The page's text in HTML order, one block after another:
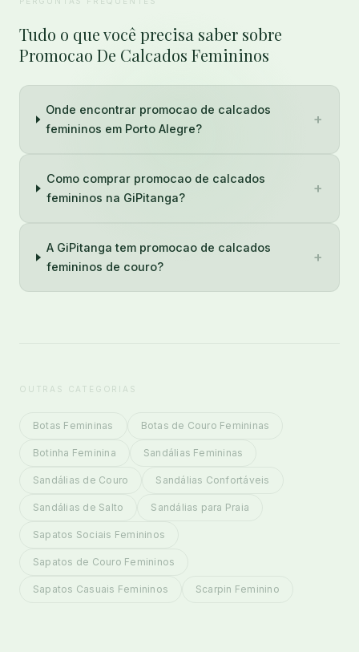
Tudo o que você precisa saber sobre
Promocao De Calcados Femininos
Onde encontrar promocao de calcados
femininos em Porto Alegre?
+
Como comprar promocao de calcados
femininos na GiPitanga?
+
A GiPitanga tem promocao de calcados
femininos de couro?
+
OUTRAS CATEGORIAS
Botas Femininas Botas de Couro Femininas
Botinha Feminina Sandálias Femininas
Sandálias de Couro Sandálias Confortáveis
Sandálias de Salto Sandálias para Praia
Sapatos Sociais Femininos
Sapatos de Couro Femininos
Sapatos Casuais Femininos Scarpin Feminino